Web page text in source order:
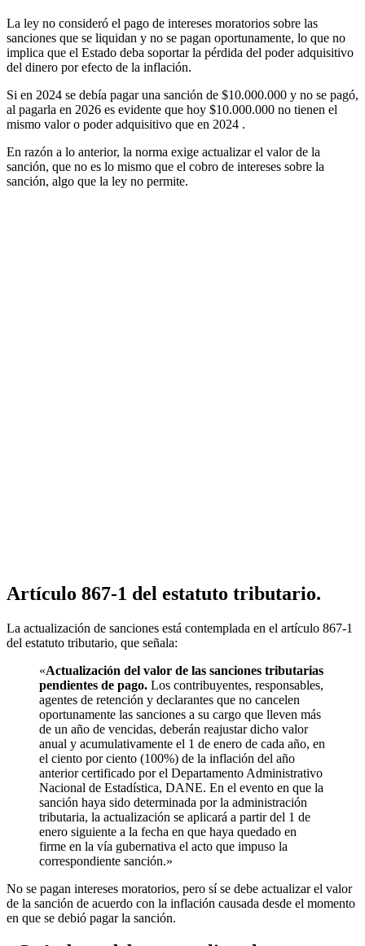
La ley no consideró el pago de intereses moratorios sobre las
sanciones que se liquidan y no se pagan oportunamente, lo que no
implica que el Estado deba soportar la pérdida del poder adquisitivo
del dinero por efecto de la inflación.
Si en 2024 se debía pagar una sanción de $10.000.000 y no se pagó,
al pagarla en 2026 es evidente que hoy $10.000.000 no tienen el
mismo valor o poder adquisitivo que en 2024 .
En razón a lo anterior, la norma exige actualizar el valor de la
sanción, que no es lo mismo que el cobro de intereses sobre la
sanción, algo que la ley no permite.
Artículo 867-1 del estatuto tributario.
La actualización de sanciones está contemplada en el artículo 867-1
del estatuto tributario, que señala:
«Actualización del valor de las sanciones tributarias
pendientes de pago. Los contribuyentes, responsables,
agentes de retención y declarantes que no cancelen
oportunamente las sanciones a su cargo que lleven más
de un año de vencidas, deberán reajustar dicho valor
anual y acumulativamente el 1 de enero de cada año, en
el ciento por ciento (100%) de la inflación del año
anterior certificado por el Departamento Administrativo
Nacional de Estadística, DANE. En el evento en que la
sanción haya sido determinada por la administración
tributaria, la actualización se aplicará a partir del 1 de
enero siguiente a la fecha en que haya quedado en
firme en la vía gubernativa el acto que impuso la
correspondiente sanción.»
No se pagan intereses moratorios, pero sí se debe actualizar el valor
de la sanción de acuerdo con la inflación causada desde el momento
en que se debió pagar la sanción.